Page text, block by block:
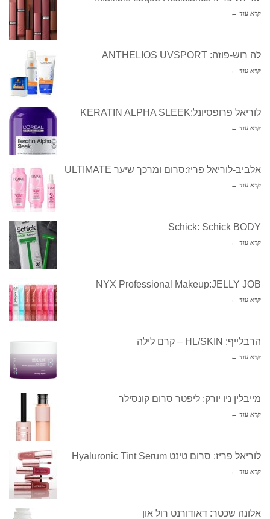
קרא עוד ←
לה רוש-פוזה: ANTHELIOS UVSPORT
קרא עוד ←
לוריאל פרופסיונל:KERATIN ALPHA SLEEK
קרא עוד ←
אלביב-לוריאל פריז:סרום ומרכך שיער ULTIMATE
קרא עוד ←
Schick: Schick BODY
קרא עוד ←
NYX Professional Makeup:JELLY JOB
קרא עוד ←
הרבלייף: HL/SKIN – קרם לילה
קרא עוד ←
מייבלין ניו יורק: ליפטר סרום קונסילר
קרא עוד ←
לוריאל פריז: סרום טינט Hyaluronic Tint Serum
קרא עוד ←
אלונה שכטר: דאודורנט רול און